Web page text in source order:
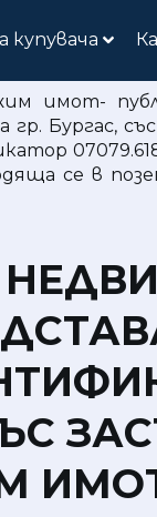
купувача
имот-
Бургас,
се в